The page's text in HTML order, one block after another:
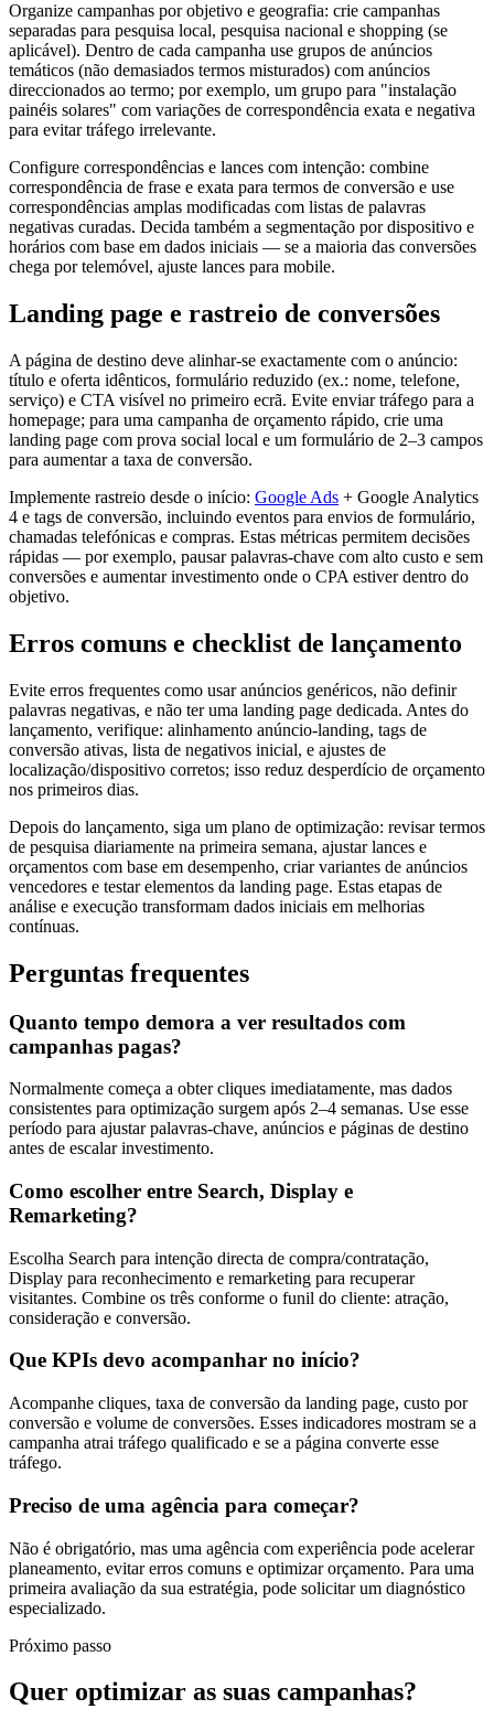
Organize campanhas por objetivo e geografia: crie campanhas
separadas para pesquisa local, pesquisa nacional e shopping (se
aplicável). Dentro de cada campanha use grupos de anúncios
temáticos (não demasiados termos misturados) com anúncios
direccionados ao termo; por exemplo, um grupo para "instalação
painéis solares" com variações de correspondência exata e negativa
para evitar tráfego irrelevante.
Configure correspondências e lances com intenção: combine
correspondência de frase e exata para termos de conversão e use
correspondências amplas modificadas com listas de palavras
negativas curadas. Decida também a segmentação por dispositivo e
horários com base em dados iniciais — se a maioria das conversões
chega por telemóvel, ajuste lances para mobile.
Landing page e rastreio de conversões
A página de destino deve alinhar-se exactamente com o anúncio:
título e oferta idênticos, formulário reduzido (ex.: nome, telefone,
serviço) e CTA visível no primeiro ecrã. Evite enviar tráfego para a
homepage; para uma campanha de orçamento rápido, crie uma
landing page com prova social local e um formulário de 2–3 campos
para aumentar a taxa de conversão.
Implemente rastreio desde o início: Google Ads + Google Analytics
4 e tags de conversão, incluindo eventos para envios de formulário,
chamadas telefónicas e compras. Estas métricas permitem decisões
rápidas — por exemplo, pausar palavras-chave com alto custo e sem
conversões e aumentar investimento onde o CPA estiver dentro do
objetivo.
Erros comuns e checklist de lançamento
Evite erros frequentes como usar anúncios genéricos, não definir
palavras negativas, e não ter uma landing page dedicada. Antes do
lançamento, verifique: alinhamento anúncio‑landing, tags de
conversão ativas, lista de negativos inicial, e ajustes de
localização/dispositivo corretos; isso reduz desperdício de orçamento
nos primeiros dias.
Depois do lançamento, siga um plano de optimização: revisar termos
de pesquisa diariamente na primeira semana, ajustar lances e
orçamentos com base em desempenho, criar variantes de anúncios
vencedores e testar elementos da landing page. Estas etapas de
análise e execução transformam dados iniciais em melhorias
contínuas.
Perguntas frequentes
Quanto tempo demora a ver resultados com
campanhas pagas?
Normalmente começa a obter cliques imediatamente, mas dados
consistentes para optimização surgem após 2–4 semanas. Use esse
período para ajustar palavras-chave, anúncios e páginas de destino
antes de escalar investimento.
Como escolher entre Search, Display e
Remarketing?
Escolha Search para intenção directa de compra/contratação,
Display para reconhecimento e remarketing para recuperar
visitantes. Combine os três conforme o funil do cliente: atração,
consideração e conversão.
Que KPIs devo acompanhar no início?
Acompanhe cliques, taxa de conversão da landing page, custo por
conversão e volume de conversões. Esses indicadores mostram se a
campanha atrai tráfego qualificado e se a página converte esse
tráfego.
Preciso de uma agência para começar?
Não é obrigatório, mas uma agência com experiência pode acelerar
planeamento, evitar erros comuns e optimizar orçamento. Para uma
primeira avaliação da sua estratégia, pode solicitar um diagnóstico
especializado.
Próximo passo
Quer optimizar as suas campanhas?